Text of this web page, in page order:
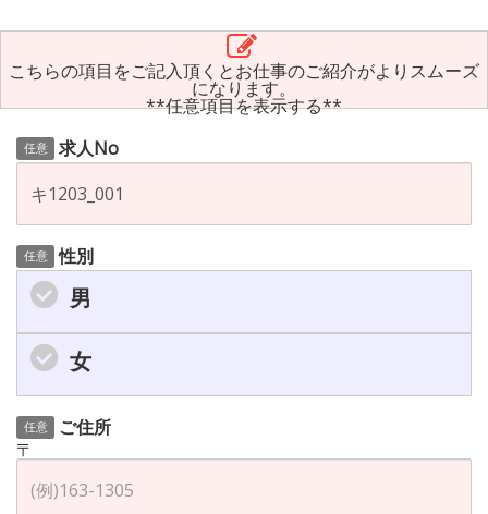
こちらの項目をご記入頂くとお仕事のご紹介がよりスムーズ
になります。
**任意項目を表示する**
任意 求人No
任意 性別
男
女
任意
ご住所
〒